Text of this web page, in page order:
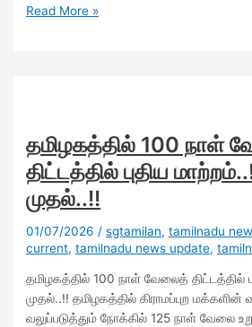
Read More »
தமிழகத்தில் 100 நாள்
திட்டத்தில் புதிய
முதல்..!!
01/07/2026 /sgtamilan,tamilnadu
current,tamilnadu news update,
தமிழகத்தில் 100 நாள் வேலைத் திட்டத்தில்
முதல்..!! தமிழகத்தில் கிராமப்புற
வலுப்படுத்தும் நோக்கில் 125 நாள் வேலை